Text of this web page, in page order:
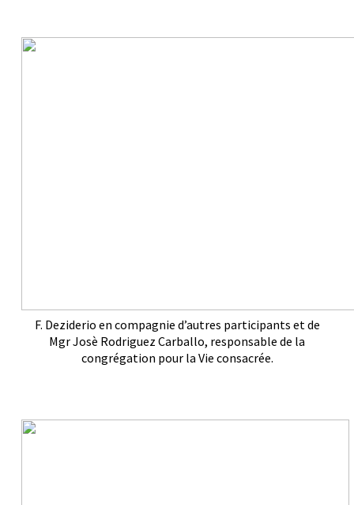
F. Deziderio en compagnie d’autres participants et de
Mgr Josè Rodriguez Carballo, responsable de la
congrégation pour la Vie consacrée.